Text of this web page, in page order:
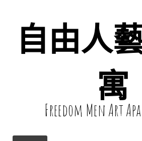
自由人
寓
Freedom Men Art